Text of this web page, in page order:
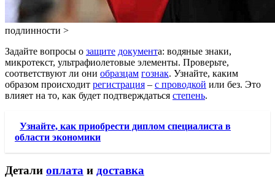
подлинности >
Задайте вопросы о защите документа: водяные знаки,
микротекст, ультрафиолетовые элементы. Проверьте,
соответствуют ли они образцам гознак. Узнайте, каким
образом происходит регистрация – с проводкой или без. Это
влияет на то, как будет подтверждаться степень.
Узнайте, как приобрести диплом специалиста в
области экономики
Детали оплата и доставка